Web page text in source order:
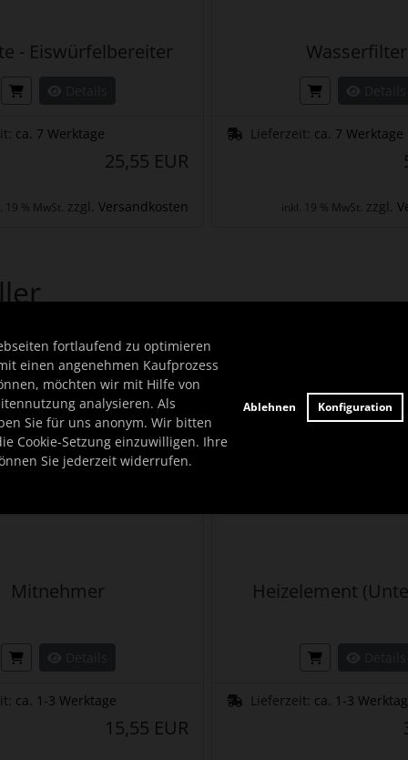
- Eiswürfelbereiter
ca. 7 Werktage
25,55 EUR
19 % MwSt. zzgl. Versandkosten
Wasserfilter
Lieferzeit: ca. 7 Werktage
inkl. 19 % MwSt. zzgl.
- navigieren Sie mit der Tab-Taste zu den
Mitnehmer
ca. 1-3 Werktage
15,55 EUR
Heizelement
Lieferzeit: ca. 1-3
fortlaufend zu optimieren
einen angenehmen Kaufprozess
möchten wir mit Hilfe von
analysieren. Als
Sie für uns anonym. Wir bitten
Cookie-Setzung einzuwilligen. Ihre
Sie jederzeit widerrufen.
Ablehnen Konfiguration